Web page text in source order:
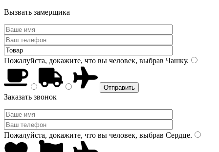
Вызвать замерщика
Пожалуйста, докажите, что вы человек, выбрав Чашку.
Заказать звонок
Пожалуйста, докажите, что вы человек, выбрав Сердце.